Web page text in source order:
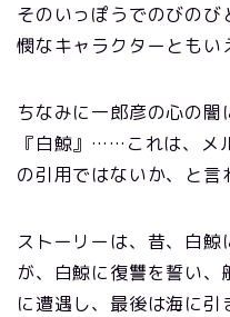
そのいっぽうでのびの
憫なキャラクターともい
ちなみに一郎彦の心の
『白鯨』……これは、メ
の引用ではないか、と言
ストーリーは、昔、白
が、白鯨に復讐を誓い
に遭遇し、最後は海に